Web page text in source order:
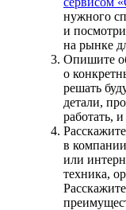
нужного
и
на рынке
Опишите
о
решать
детали,
работать,
в
или
техника,